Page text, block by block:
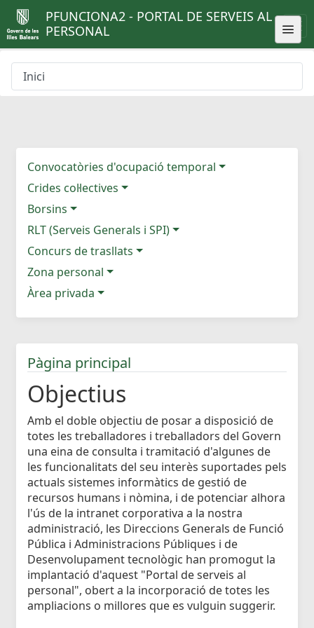
PFUNCIONA2 - PORTAL DE SERVEIS AL
PERSONAL
Inici
Convocatòries d'ocupació temporal
Crides col·lectives
Borsins
RLT (Serveis Generals i SPI)
Concurs de trasllats
Zona personal
Àrea privada
Pàgina principal
Objectius
Amb el doble objectiu de posar a disposició de
totes les treballadores i treballadors del Govern
una eina de consulta i tramitació d'algunes de
les funcionalitats del seu interès suportades pels
actuals sistemes informàtics de gestió de
recursos humans i nòmina, i de potenciar alhora
l'ús de la intranet corporativa a la nostra
administració, les Direccions Generals de Funció
Pública i Administracions Públiques i de
Desenvolupament tecnològic han promogut la
implantació d'aquest "Portal de serveis al
personal", obert a la incorporació de totes les
ampliacions o millores que es vulguin suggerir.